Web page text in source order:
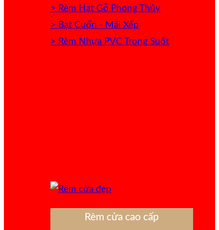
> Rèm Hạt Gỗ Phong Thủy
> Bạt Cuốn - Mái Xếp
> Rèm Nhựa PVC Trong Suốt
Rèm cửa cao cấp